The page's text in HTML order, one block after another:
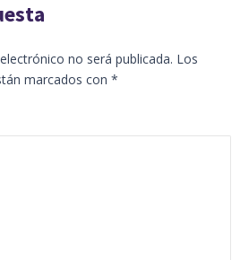
no será publicada. Los
marcados con *